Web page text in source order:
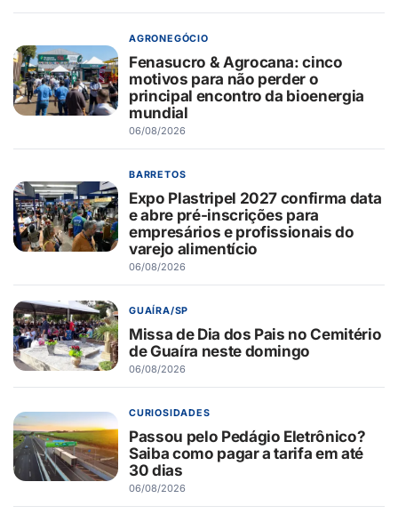
AGRONEGÓCIO
Fenasucro & Agrocana: cinco
motivos para não perder o
principal encontro da bioenergia
mundial
06/08/2026
BARRETOS
Expo Plastripel 2027 confirma data
e abre pré-inscrições para
empresários e profissionais do
varejo alimentício
06/08/2026
GUAÍRA/SP
Missa de Dia dos Pais no Cemitério
de Guaíra neste domingo
06/08/2026
CURIOSIDADES
Passou pelo Pedágio Eletrônico?
Saiba como pagar a tarifa em até
30 dias
06/08/2026